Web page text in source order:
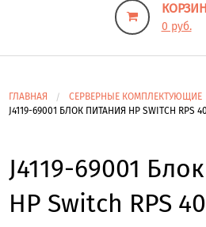
0 руб.
ГЛАВНАЯ СЕРВЕРНЫЕ КОМПЛЕКТУЮЩИЕ
J4119-69001 БЛОК ПИТАНИЯ HP SWITCH RPS
J4119-69001
HP Switch RPS